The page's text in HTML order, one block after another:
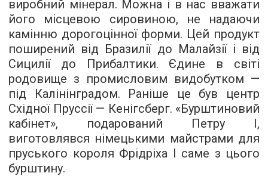
виробний мінерал. Можна і в нас вважати
його місцевою сировиною, не надаючи
камінню дорогоцінної форми. Цей продукт
поширений від Бразилії до Малайзії і від
Сицилії до Прибалтики. Єдине в світі
родовище з промисловим видобутком —
під Калінінградом. Раніше це був центр
Східної Пруссії — Кенігсберг. «Бурштиновий
кабінет», подарований Петру I,
виготовлявся німецькими майстрами для
пруського короля Фрідріха I саме з цього
бурштину.